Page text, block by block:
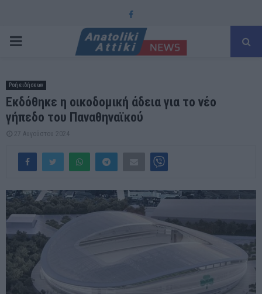
Facebook
PRIMARY
Ροή ειδήσεων
Εκδόθηκε η οικοδομική άδεια για το νέο
γήπεδο του Παναθηναϊκού
27 Αυγούστου 2024